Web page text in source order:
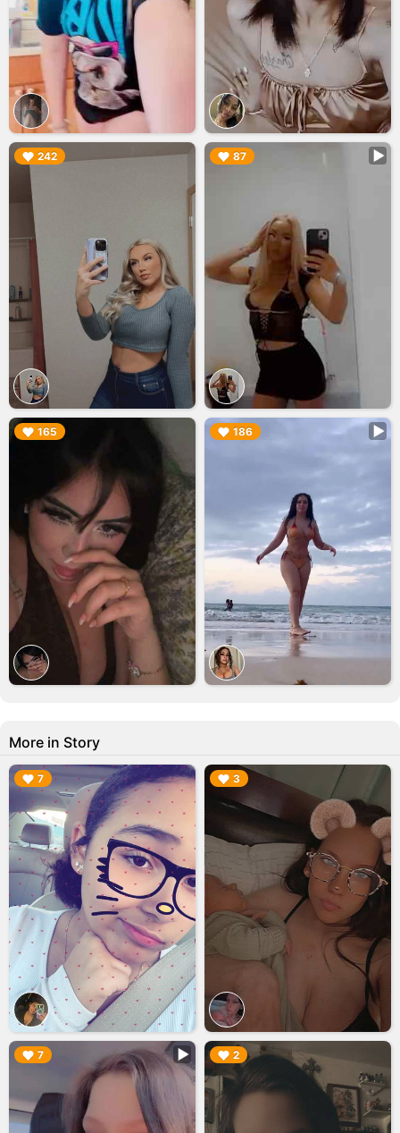
242
▶︎ 87
▶︎
165
▶︎ 186
▶︎
More in Story
7
▶︎ 3
▶︎
7
▶︎ 2
▶︎